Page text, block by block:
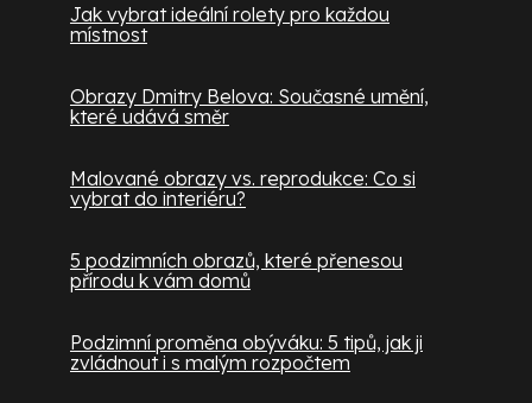
Jak vybrat ideální rolety pro každou
místnost
Obrazy Dmitry Belova: Současné umění,
které udává směr
Malované obrazy vs. reprodukce: Co si
vybrat do interiéru?
5 podzimních obrazů, které přenesou
přírodu k vám domů
Podzimní proměna obýváku: 5 tipů, jak ji
zvládnout i s malým rozpočtem